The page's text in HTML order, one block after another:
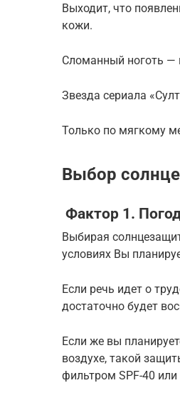
Выходит, что
кожи.
Сломанный ноготь —
Звезда сериала
Только по мягкому
Выбор
Фактор 1.
Выбирая
условиях Вы
Если речь идет о
достаточно будет
Если же вы
воздухе, такой
фильтром SPF-40 или